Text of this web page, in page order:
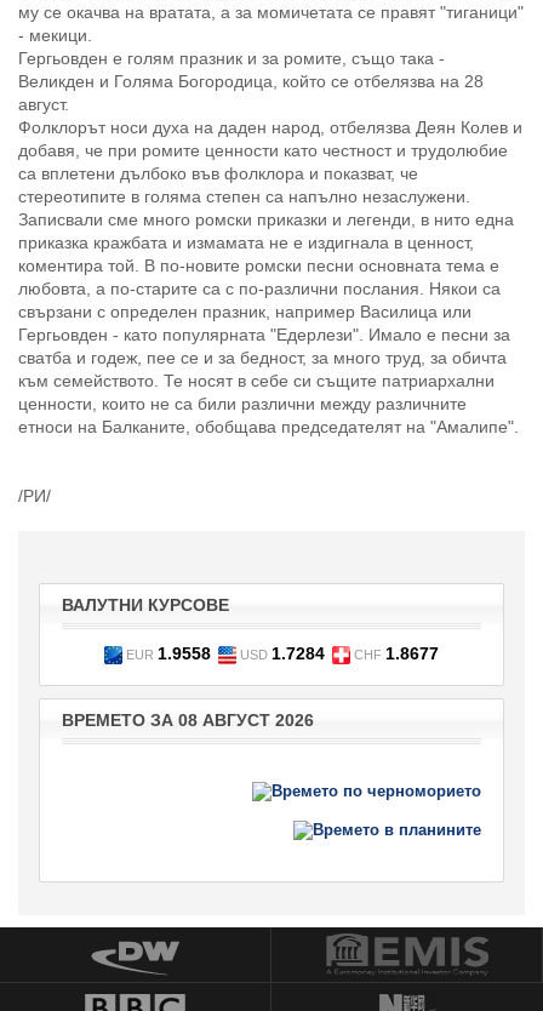
му се окачва на вратата, а за момичетата се правят "тиганици"
- мекици.
Гергьовден е голям празник и за ромите, също така -
Великден и Голяма Богородица, който се отбелязва на 28
август.
Фолклорът носи духа на даден народ, отбелязва Деян Колев и
добавя, че при ромите ценности като честност и трудолюбие
са вплетени дълбоко във фолклора и показват, че
стереотипите в голяма степен са напълно незаслужени.
Записвали сме много ромски приказки и легенди, в нито една
приказка кражбата и измамата не е издигнала в ценност,
коментира той. В по-новите ромски песни основната тема е
любовта, а по-старите са с по-различни послания. Някои са
свързани с определен празник, например Василица или
Гергьовден - като популярната "Едерлези". Имало е песни за
сватба и годеж, пее се и за бедност, за много труд, за обичта
към семейството. Те носят в себе си същите патриархални
ценности, които не са били различни между различните
етноси на Балканите, обобщава председателят на "Амалипе".
/РИ/
ВАЛУТНИ КУРСОВЕ
EUR 1.9558 USD 1.7284 CHF 1.8677
ВРЕМЕТО ЗА 08 АВГУСТ 2026